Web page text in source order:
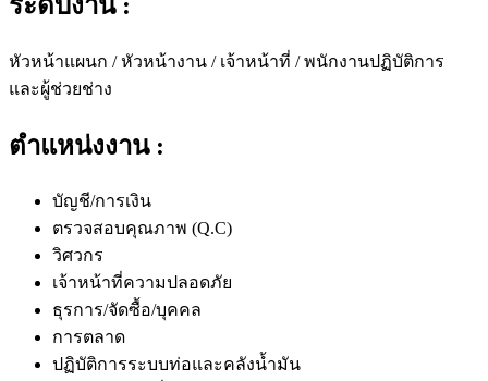
หัวหน้าแผนก / หัวหน้างาน / เจ้าหน้าที่ / พนักงานปฏิบัติการ
และผู้ช่วยช่าง
ตำแหน่งงาน :
บัญชี/การเงิน
ตรวจสอบคุณภาพ (Q.C)
วิศวกร
เจ้าหน้าที่ความปลอดภัย
ธุรการ/จัดซื้อ/บุคคล
การตลาด
ปฏิบัติการระบบท่อและคลังน้ำมัน